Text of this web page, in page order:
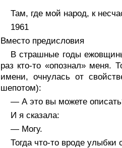
Там, где мой народ, к
1961
Вместо предисловия
В страшные годы
раз кто-то «опознал» меня.
имени, очнулась от
шепотом):
— А это вы можете
И я сказала:
— Могу.
Тогда что-то вроде улыбки